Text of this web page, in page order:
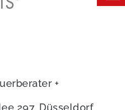
+
297, Düsseldorf